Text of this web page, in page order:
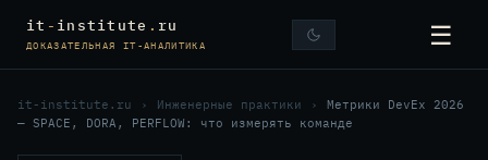
it - institute . ru
ДОКАЗАТЕЛЬНАЯ IT-АНАЛИТИКА ☰
it-institute.ru › Инженерные практики ›
Метрики DevEx 2026
— SPACE, DORA, PERFLOW: что измерять команде